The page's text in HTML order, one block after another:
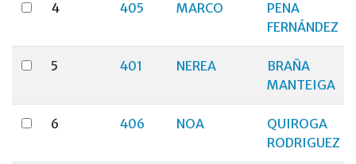
4 405 MARCO
PENA
FERNÁNDEZ
5 401 NEREA
BRAÑA
MANTEIGA
6 406 NOA
QUIROGA
RODRIGUEZ